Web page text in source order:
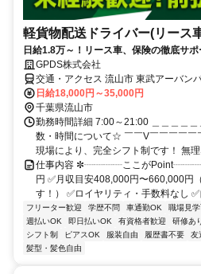
軽貨物配送ドライバー(リース
日給1.8万～！リース車、保険の徹底サポ
GPDS株式会社
交通・アクセス 流山市 東武アーバン
駅」徒歩５分
日給18,000円～35,000円
千葉県流山市
勤務時間詳細 7:00～21:00 ＿＿＿＿
数・時間について☆ ￣￣V￣￣￣￣￣
現場により、完全シフト制です！ 無
仕事内容 ✼┈┈┈┈ここが
円 ✅月収目安408,000円〜660,000円
す！） ✅ロイヤリティ・手数料なし
フリーター歓迎 学歴不問 車通勤OK 職場見
週払いOK
即日払いOK 有資格者歓迎 研修あ
シフト制
ピアスOK 服装自由 履歴書不要 友
髪型・髪色自由